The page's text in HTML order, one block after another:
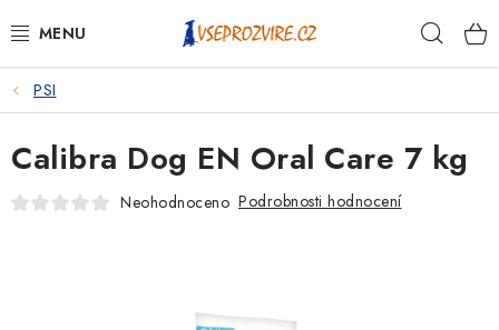
na
PSI
KOČKY
KONĚ
PSI
Calibra Dog EN Oral Care 7 kg
Neohodnoceno Podrobnosti hodnocení